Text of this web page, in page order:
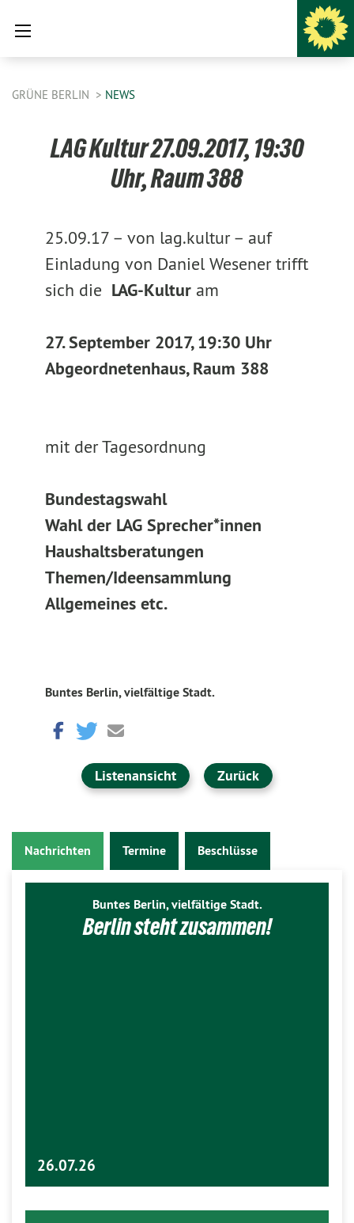
GRÜNE BERLIN NEWS
LAG Kultur 27.09.2017, 19:30
Uhr, Raum 388
25.09.17 – von lag.kultur – auf
Einladung von Daniel Wesener trifft
sich die LAG-Kultur am
27. September 2017, 19:30 Uhr
Abgeordnetenhaus, Raum 388
mit der Tagesordnung
Bundestagswahl
Wahl der LAG Sprecher*innen
Haushaltsberatungen
Themen/Ideensammlung
Allgemeines etc.
Buntes Berlin, vielfältige Stadt.
Listenansicht Zurück
Nachrichten Termine Beschlüsse
Buntes Berlin, vielfältige Stadt.
Berlin steht zusammen!
26.07.26